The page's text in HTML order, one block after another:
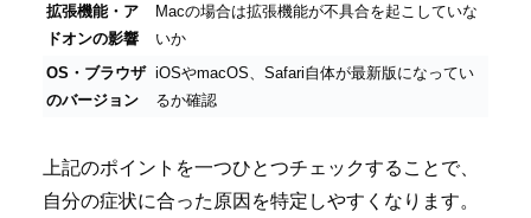
拡張機能・ア
ドオンの影響
Macの場合は拡張機能が不具合を起こしていな
いか
OS・ブラウザ
のバージョン
iOSやmacOS、Safari自体が最新版になってい
るか確認
上記のポイントを一つひとつチェックすることで、
自分の症状に合った原因を特定しやすくなります。